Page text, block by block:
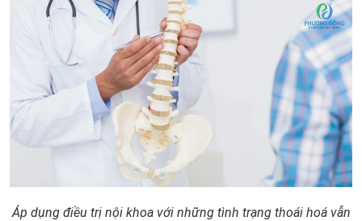
Áp dụng điều trị nội khoa với những tình trạng thoái hoá vẫn